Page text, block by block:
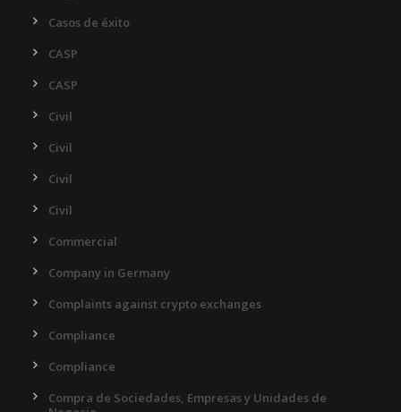
Casos de éxito
CASP
CASP
Civil
Civil
Civil
Civil
Commercial
Company in Germany
Complaints against crypto exchanges
Compliance
Compliance
Compra de Sociedades, Empresas y Unidades de